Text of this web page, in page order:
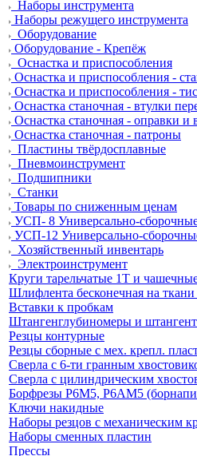
Наборы инструмента
Наборы режущего инструмента
Оборудование
Оборудование - Крепёж
Оснастка и приспособления
Оснастка и приспособления -
Оснастка и приспособления -
Оснастка станочная - втулки
Оснастка станочная - оправки и
Оснастка станочная - патроны
Пластины твёрдосплавные
Пневмоинструмент
Подшипники
Станки
Товары по сниженным ценам
УСП- 8 Универсально-
УСП-12 Универсально-
Хозяйственный инвентарь
Электроинструмент
Круги тарельчатые 1Т и
Шлифлента бесконечная на ткани
Вставки к пробкам
Штангенглубиномеры и
Резцы контурные
Резцы сборные с мех. крепл.
Сверла с 6-ти гранным
Сверла с цилиндрическим
Борфрезы Р6М5, Р6АМ5
Ключи накидные
Наборы резцов с механическим
Наборы сменных пластин
Прессы